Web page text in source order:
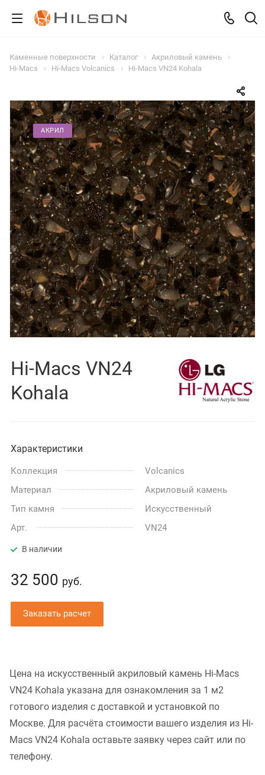
Каменные поверхности Каталог
Акриловый камень
Hi-Macs
Hi-Macs Volcanics Hi-Macs VN24 Kohala
АКРИЛ
Hi-Macs VN24
Kohala
Характеристики
Коллекция
Volcanics
Материал
Акриловый камень
Тип камня
Искусственный
Арт.
VN24
В наличии
32 500 руб.
Заказать расчет
Цена на искусственный акриловый камень Hi-Macs
VN24 Kohala указана для ознакомления за 1 м2
готового изделия с доставкой и установкой по
Москве. Для расчёта стоимости вашего изделия из Hi-
Macs VN24 Kohala оставьте заявку через сайт или по
телефону.